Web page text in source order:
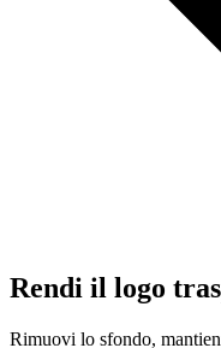
Rendi il logo
Rimuovi lo sfondo,